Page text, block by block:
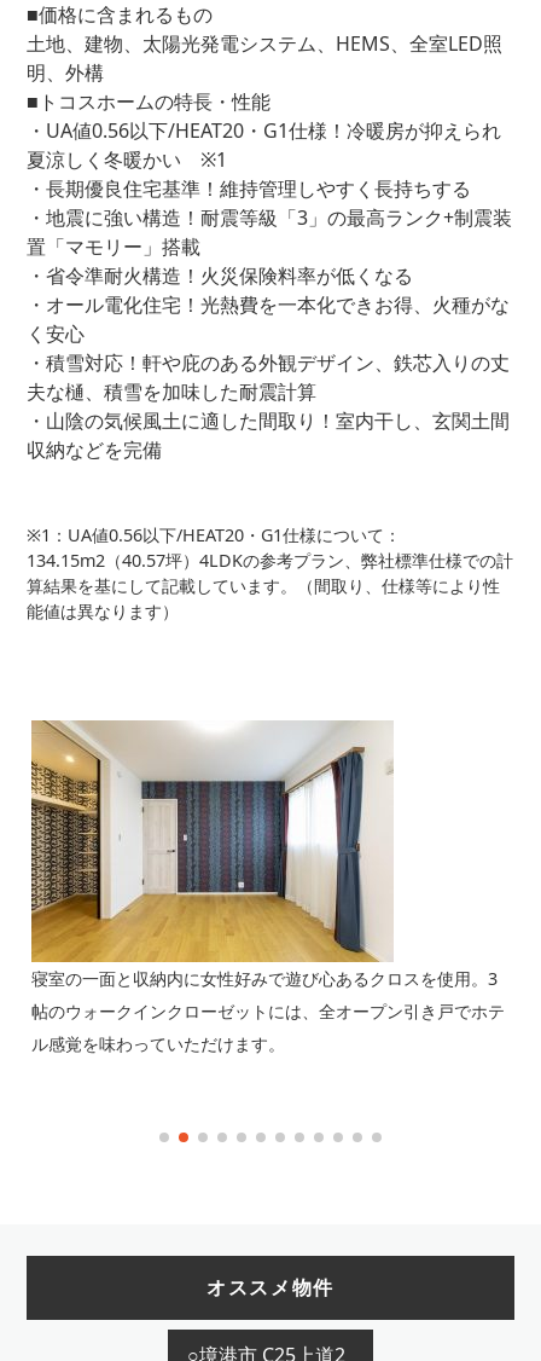
■価格に含まれるもの
土地、建物、太陽光発電システム、HEMS、全室LED照
明、外構
■トコスホームの特長・性能
・UA値0.56以下/HEAT20・G1仕様！冷暖房が抑えられ
夏涼しく冬暖かい ※1
・長期優良住宅基準！維持管理しやすく長持ちする
・地震に強い構造！耐震等級「3」の最高ランク+制震装
置「マモリー」搭載
・省令準耐火構造！火災保険料率が低くなる
・オール電化住宅！光熱費を一本化できお得、火種がな
く安心
・積雪対応！軒や庇のある外観デザイン、鉄芯入りの丈
夫な樋、積雪を加味した耐震計算
・山陰の気候風土に適した間取り！室内干し、玄関土間
収納などを完備
※1：UA値0.56以下/HEAT20・G1仕様について：
134.15m2（40.57坪）4LDKの参考プラン、弊社標準仕様での計
算結果を基にして記載しています。（間取り、仕様等により性
能値は異なります）
寝室の一面と収納内に女性好みで遊び心あるクロスを使用。3
帖のウォークインクローゼットには、全オープン引き戸でホテ
ル感覚を味わっていただけます。
オススメ物件
○境港市 C25上道2